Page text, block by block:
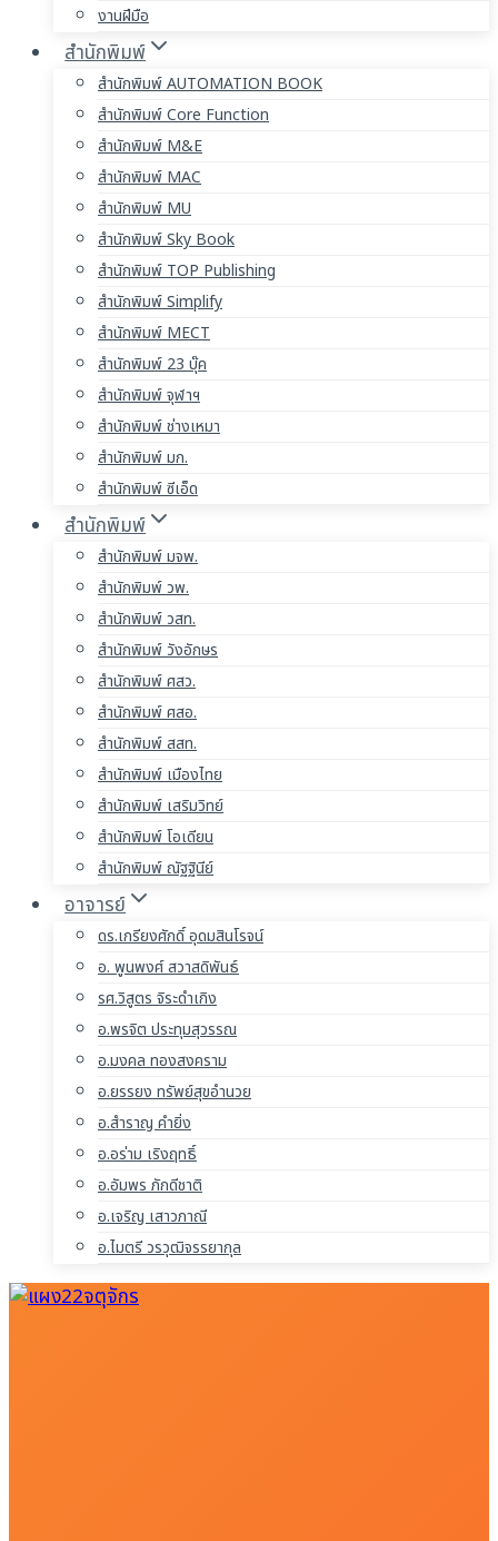
งานฝีมือ
สำนักพิมพ์
สำนักพิมพ์ AUTOMATION BOOK
สำนักพิมพ์ Core Function
สำนักพิมพ์ M&E
สำนักพิมพ์ MAC
สำนักพิมพ์ MU
สำนักพิมพ์ Sky Book
สำนักพิมพ์ TOP Publishing
สำนักพิมพ์ Simplify
สำนักพิมพ์ MECT
สำนักพิมพ์ 23 บุ๊ค
สำนักพิมพ์ จุฬาฯ
สำนักพิมพ์ ช่างเหมา
สำนักพิมพ์ มก.
สำนักพิมพ์ ซีเอ็ด
สำนักพิมพ์
สำนักพิมพ์ มจพ.
สำนักพิมพ์ วพ.
สำนักพิมพ์ วสท.
สำนักพิมพ์ วังอักษร
สำนักพิมพ์ ศสว.
สำนักพิมพ์ ศสอ.
สำนักพิมพ์ สสท.
สำนักพิมพ์ เมืองไทย
สำนักพิมพ์ เสริมวิทย์
สำนักพิมพ์ โอเดียน
สำนักพิมพ์ ณัฐฐินีย์
อาจารย์
ดร.เกรียงศักดิ์ อุดมสินโรจน์
อ. พูนพงศ์ สวาสดิพันธ์
รศ.วิสูตร จิระดำเกิง
อ.พรจิต ประทุมสุวรรณ
อ.มงคล ทองสงคราม
อ.ยรรยง ทรัพย์สุขอำนวย
อ.สำราญ คำยิ่ง
อ.อร่าม เริงฤทธิ์
อ.อัมพร ภักดีชาติ
อ.เจริญ เสาวภาณี
อ.ไมตรี วรวุฒิจรรยากุล